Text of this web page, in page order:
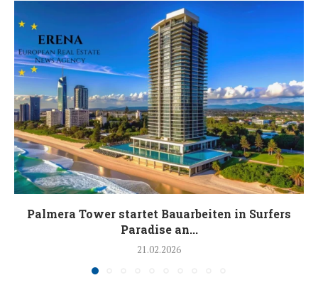
Palmera Tower startet Bauarbeiten in Surfers
Paradise an...
21.02.2026